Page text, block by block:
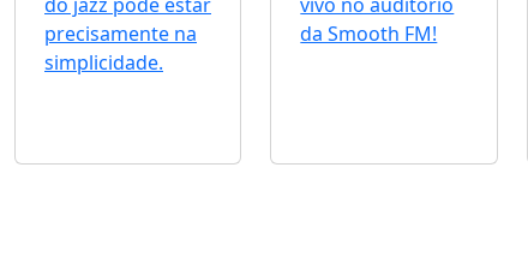
precisamente na
simplicidade.
da Smooth FM!